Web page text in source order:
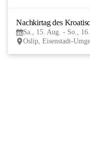
Nachkirtag des
Sa., 15. Aug. - So.,
Oslip, Eisenstadt-